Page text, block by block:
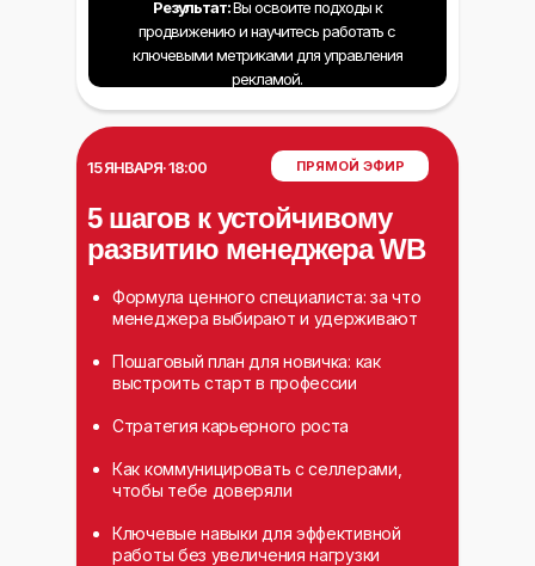
5 шагов к устойчивому
развитию менеджера WB
15 ЯНВАРЯ· 18:00 ПРЯМОЙ ЭФИР
Результат:Вы освоите подходы к
продвижению и научитесь работать с
ключевыми метриками для управления
рекламой.
Формула ценного специалиста: за что
менеджера выбирают и удерживают
Пошаговый план для новичка: как
выстроить старт в профессии
Стратегия карьерного роста
Как коммуницировать с селлерами,
чтобы тебе доверяли
Ключевые навыки для эффективной
работы без увеличения нагрузки